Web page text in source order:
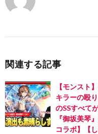
関連する記事
【モンスト
キラーの殴
のSSすべて
『御坂美琴
コラボ】【し